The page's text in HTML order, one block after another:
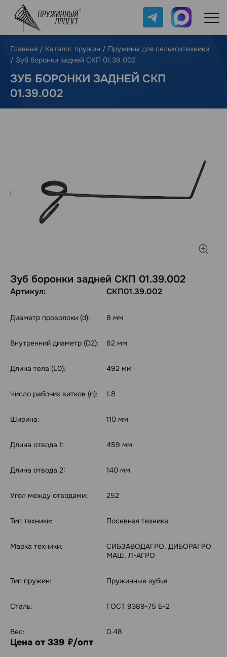
Telegram Max
Главная / Каталог пружин / Пружины для сельхозтехники
/ Зуб боронки задней СКП 01.39.002
ЗУБ БОРОНКИ ЗАДНЕЙ СКП
01.39.002
Зуб боронки задней СКП 01.39.002
Артикул: СКП01.39.002
Диаметр проволоки (d): 8 мм
Внутренний диаметр (D2): 62 мм
Длина тела (L0): 492 мм
Число рабочих витков (n): 1.8
Ширина: 110 мм
Длина отвода 1: 459 мм
Длина отвода 2: 140 мм
Угол между отводами: 252
Тип техники: Посевная техника
Марка техники:
СИБЗАВОДАГРО, ДИБОРАГРО
МАШ, Л-АГРО
Тип пружин: Пружинные зубья
Сталь: ГОСТ 9389-75 Б-2
Вес: 0.48
Цена от 339 руб./опт